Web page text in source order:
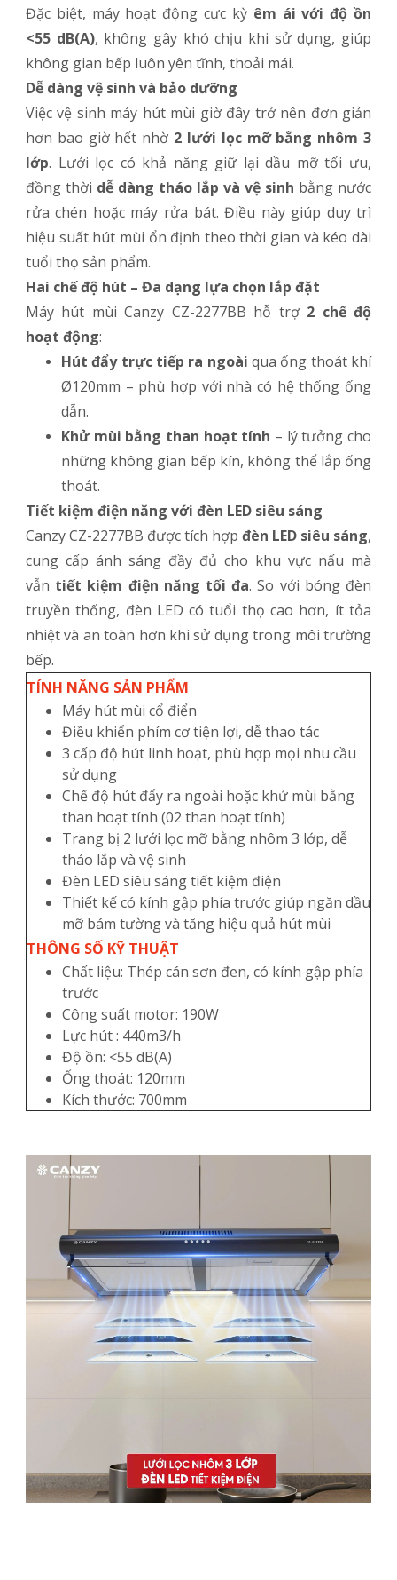
Đặc biệt, máy hoạt động cực kỳ êm ái với độ ồn
<55 dB(A), không gây khó chịu khi sử dụng, giúp
không gian bếp luôn yên tĩnh, thoải mái.
Dễ dàng vệ sinh và bảo dưỡng
Việc vệ sinh máy hút mùi giờ đây trở nên đơn giản
hơn bao giờ hết nhờ 2 lưới lọc mỡ bằng nhôm 3
lớp. Lưới lọc có khả năng giữ lại dầu mỡ tối ưu,
đồng thời dễ dàng tháo lắp và vệ sinh bằng nước
rửa chén hoặc máy rửa bát. Điều này giúp duy trì
hiệu suất hút mùi ổn định theo thời gian và kéo dài
tuổi thọ sản phẩm.
Hai chế độ hút – Đa dạng lựa chọn lắp đặt
Máy hút mùi Canzy CZ-2277BB hỗ trợ 2 chế độ
hoạt động:
Hút đẩy trực tiếp ra ngoài qua ống thoát khí
Ø120mm – phù hợp với nhà có hệ thống ống
dẫn.
Khử mùi bằng than hoạt tính – lý tưởng cho
những không gian bếp kín, không thể lắp ống
thoát.
Tiết kiệm điện năng với đèn LED siêu sáng
Canzy CZ-2277BB được tích hợpđèn LED siêu sáng,
cung cấp ánh sáng đầy đủ cho khu vực nấu mà
vẫn tiết kiệm điện năng tối đa. So với bóng đèn
truyền thống, đèn LED có tuổi thọ cao hơn, ít tỏa
nhiệt và an toàn hơn khi sử dụng trong môi trường
bếp.
TÍNH NĂNG SẢN PHẨM
Máy hút mùi cổ điển
Điều khiển phím cơ tiện lợi, dễ thao tác
3 cấp độ hút linh hoạt, phù hợp mọi nhu cầu
sử dụng
Chế độ hút đẩy ra ngoài hoặc khử mùi bằng
than hoạt tính (02 than hoạt tính)
Trang bị 2 lưới lọc mỡ bằng nhôm 3 lớp, dễ
tháo lắp và vệ sinh
Đèn LED siêu sáng tiết kiệm điện
Thiết kế có kính gập phía trước giúp ngăn dầu
mỡ bám tường và tăng hiệu quả hút mùi
THÔNG SỐ KỸ THUẬT
Chất liệu: Thép cán sơn đen, có kính gập phía
trước
Công suất motor: 190W
Lực hút : 440m3/h
Độ ồn: <55 dB(A)
Ống thoát: 120mm
Kích thước: 700mm